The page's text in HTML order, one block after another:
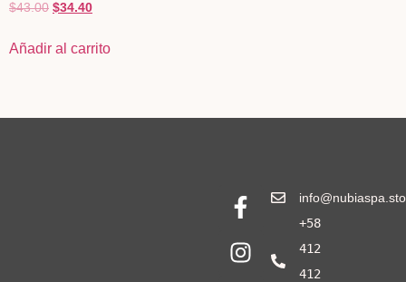
$43.00 $34.40
Añadir al carrito
+58
412
412